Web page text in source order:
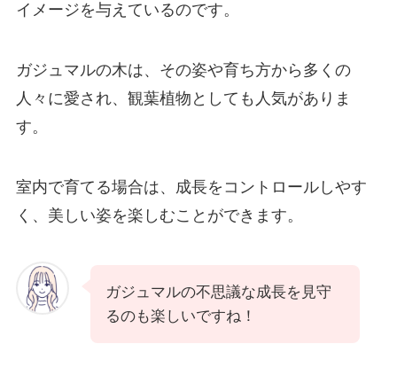
イメージを与えているのです。
ガジュマルの木は、その姿や育ち方から多くの
人々に愛され、観葉植物としても人気がありま
す。
室内で育てる場合は、成長をコントロールしやす
く、美しい姿を楽しむことができます。
ガジュマルの不思議な成長を見守
るのも楽しいですね！